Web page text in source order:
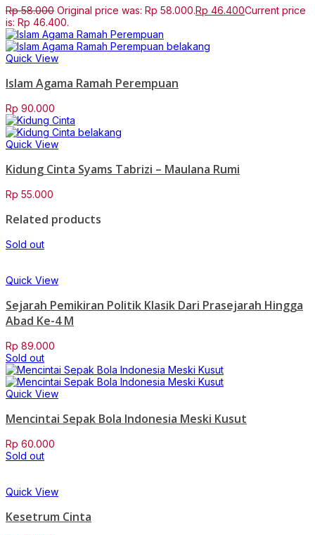
Rp58.000 Original price was: Rp 58.000.Rp 46.400Current price
is: Rp 46.400.
Quick View
Islam Agama Ramah Perempuan
Rp 90.000
Quick View
Kidung Cinta Syams Tabrizi – Maulana Rumi
Rp 55.000
Related products
Sold out
Quick View
Sejarah Pemikiran Politik Klasik Dari Prasejarah Hingga
Abad Ke-4 M
Rp 89.000
Sold out
Quick View
Mencintai Sepak Bola Indonesia Meski Kusut
Rp 60.000
Sold out
Quick View
Kesetrum Cinta